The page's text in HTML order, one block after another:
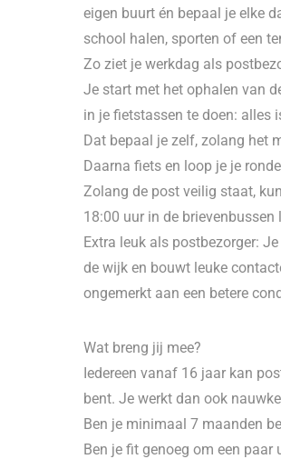
eigen buurt én bepaal je elke
school halen, sporten of een
Zo ziet je werkdag als
Je start met het ophalen van
in je fietstassen te doen: alles
Dat bepaal je zelf, zolang het
Daarna fiets en loop je je
Zolang de post veilig staat,
18:00 uur in de brievenbussen
Extra leuk als postbezorger:
de wijk en bouwt leuke
ongemerkt aan een betere
Wat breng jij mee?
Iedereen vanaf 16 jaar kan
bent. Je werkt dan ook
Ben je minimaal 7 maanden
Ben je fit genoeg om een